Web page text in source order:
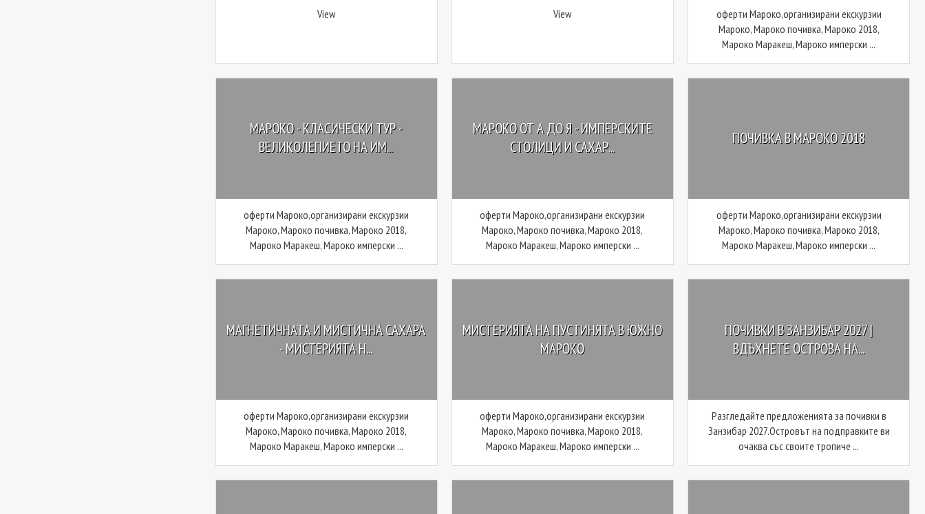
View View
оферти Мароко,организирани екскурзии
Мароко, Мароко почивка, Мароко 2018,
Мароко Маракеш, Мароко имперски ...
МАРОКО - КЛАСИЧЕСКИ ТУР -
ВЕЛИКОЛЕПИЕТО НА ИМ...
оферти Мароко,организирани екскурзии
Мароко, Мароко почивка, Мароко 2018,
Мароко Маракеш, Мароко имперски ...
МАРОКО ОТ А ДО Я - ИМПЕРСКИТЕ
СТОЛИЦИ И САХАР...
оферти Мароко,организирани екскурзии
Мароко, Мароко почивка, Мароко 2018,
Мароко Маракеш, Мароко имперски ...
ПОЧИВКА В МАРОКО 2018
оферти Мароко,организирани екскурзии
Мароко, Мароко почивка, Мароко 2018,
Мароко Маракеш, Мароко имперски ...
МАГНЕТИЧНАТА И МИСТИЧНА САХАРА
- МИСТЕРИЯТА Н...
оферти Мароко,организирани екскурзии
Мароко, Мароко почивка, Мароко 2018,
Мароко Маракеш, Мароко имперски ...
МИСТЕРИЯТА НА ПУСТИНЯТА В ЮЖНО
МАРОКО
оферти Мароко,организирани екскурзии
Мароко, Мароко почивка, Мароко 2018,
Мароко Маракеш, Мароко имперски ...
ПОЧИВКИ В ЗАНЗИБАР 2027 |
ВДЪХНЕТЕ ОСТРОВА НА...
Разгледайте предложенията за почивки в
Занзибар 2027.Островът на подправките ви
очаква със своите тропиче ...